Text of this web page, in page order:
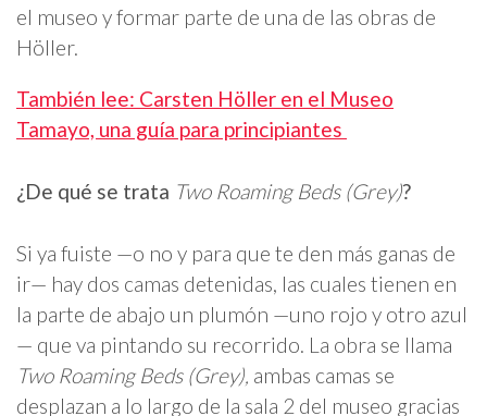
el museo y formar parte de una de las obras de
Höller.
También lee: Carsten Höller en el Museo
Tamayo, una guía para principiantes
¿De qué se trata Two Roaming Beds (Grey)?
Si ya fuiste —o no y para que te den más ganas de
ir— hay dos camas detenidas, las cuales tienen en
la parte de abajo un plumón —uno rojo y otro azul
— que va pintando su recorrido. La obra se llama
Two Roaming Beds (Grey), ambas camas se
desplazan a lo largo de la sala 2 del museo gracias